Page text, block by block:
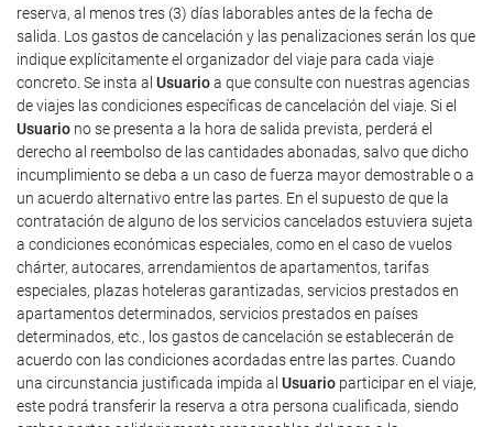
reserva, al menos tres (3) días laborables antes de la fecha de
salida. Los gastos de cancelación y las penalizaciones serán los que
indique explícitamente el organizador del viaje para cada viaje
concreto. Se insta al Usuarioa que consulte con nuestras agencias
de viajes las condiciones específicas de cancelación del viaje. Si el
Usuario no se presenta a la hora de salida prevista, perderá el
derecho al reembolso de las cantidades abonadas, salvo que dicho
incumplimiento se deba a un caso de fuerza mayor demostrable o a
un acuerdo alternativo entre las partes. En el supuesto de que la
contratación de alguno de los servicios cancelados estuviera sujeta
a condiciones económicas especiales, como en el caso de vuelos
chárter, autocares, arrendamientos de apartamentos, tarifas
especiales, plazas hoteleras garantizadas, servicios prestados en
apartamentos determinados, servicios prestados en países
determinados, etc., los gastos de cancelación se establecerán de
acuerdo con las condiciones acordadas entre las partes. Cuando
una circunstancia justificada impida al Usuario participar en el viaje,
este podrá transferir la reserva a otra persona cualificada, siendo